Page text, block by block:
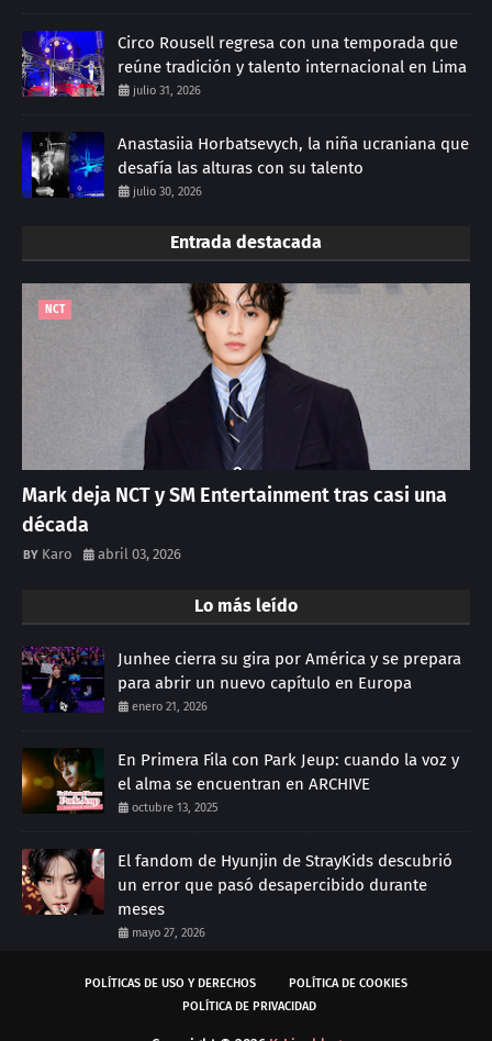
Circo Rousell regresa con una temporada que
reúne tradición y talento internacional en Lima
julio 31, 2026
Anastasiia Horbatsevych, la niña ucraniana que
desafía las alturas con su talento
julio 30, 2026
Entrada destacada
NCT
Mark deja NCT y SM Entertainment tras casi una
década
Karo abril 03, 2026
Lo más leído
Junhee cierra su gira por América y se prepara
para abrir un nuevo capítulo en Europa
enero 21, 2026
En Primera Fila con Park Jeup: cuando la voz y
el alma se encuentran en ARCHIVE
octubre 13, 2025
El fandom de Hyunjin de StrayKids descubrió
un error que pasó desapercibido durante
meses
mayo 27, 2026
POLÍTICAS DE USO Y DERECHOS
POLÍTICA DE COOKIES
POLÍTICA DE PRIVACIDAD